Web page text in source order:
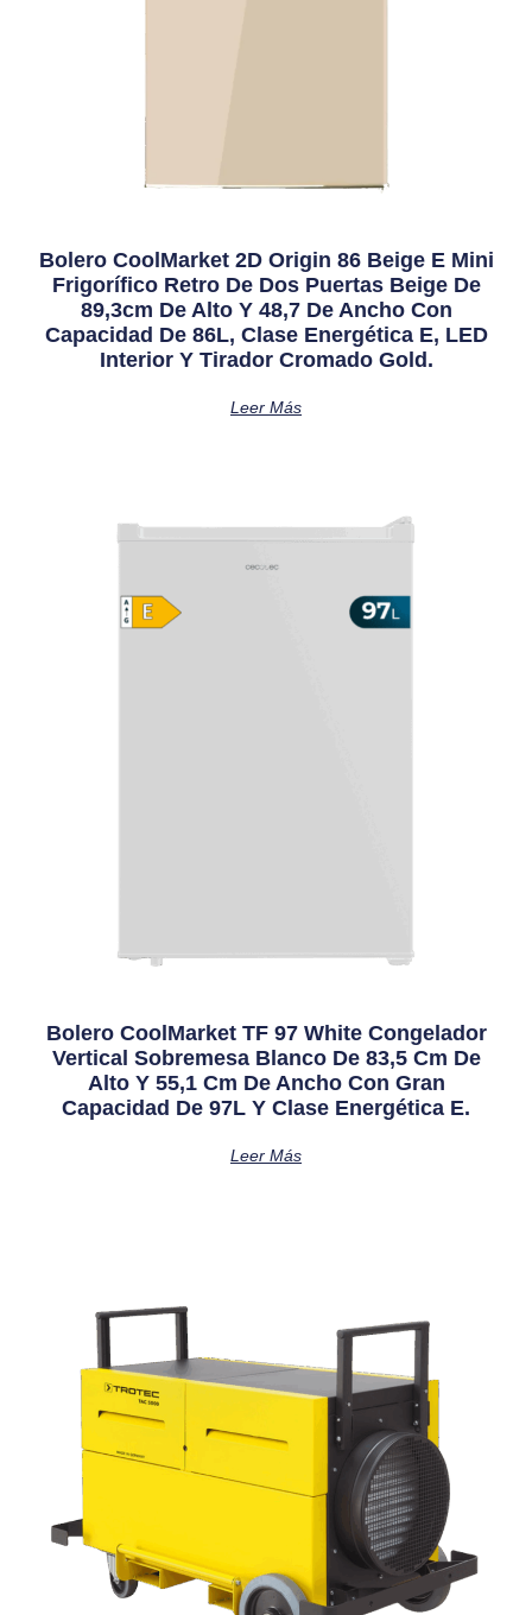
Bolero CoolMarket 2D Origin 86 Beige E Mini
Frigorífico Retro De Dos Puertas Beige De
89,3cm De Alto Y 48,7 De Ancho Con
Capacidad De 86L, Clase Energética E, LED
Interior Y Tirador Cromado Gold.
Leer Más
Bolero CoolMarket TF 97 White Congelador
Vertical Sobremesa Blanco De 83,5 Cm De
Alto Y 55,1 Cm De Ancho Con Gran
Capacidad De 97L Y Clase Energética E.
Leer Más